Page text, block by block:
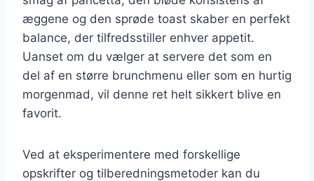
æggene og den sprøde toast skaber en perfekt
balance, der tilfredsstiller enhver appetit.
Uanset om du vælger at servere det som en
del af en større brunchmenu eller som en hurtig
morgenmad, vil denne ret helt sikkert blive en
favorit.
Ved at eksperimentere med forskellige
opskrifter og tilberedningsmetoder kan du